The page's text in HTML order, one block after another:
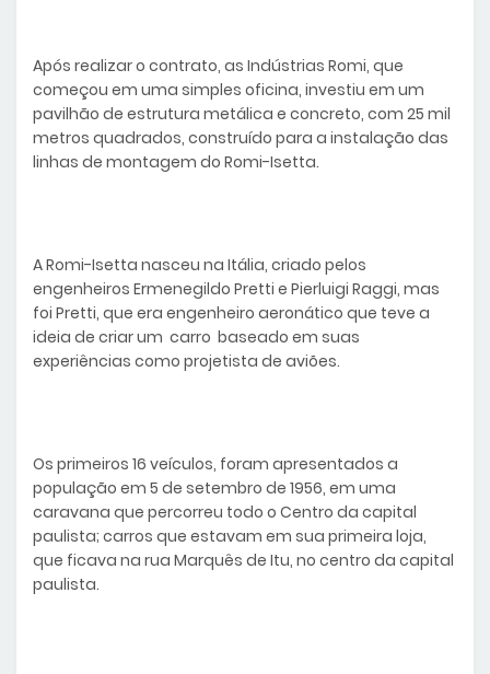
Após realizar o contrato, as Indústrias Romi, que
começou em uma simples oficina, investiu em um
pavilhão de estrutura metálica e concreto, com 25 mil
metros quadrados, construído para a instalação das
linhas de montagem do Romi-Isetta.
A Romi-Isetta nasceu na Itália, criado pelos
engenheiros Ermenegildo Pretti e Pierluigi Raggi, mas
foi Pretti, que era engenheiro aeronático que teve a
ideia de criar um carro baseado em suas
experiências como projetista de aviões.
Os primeiros 16 veículos, foram apresentados a
população em 5 de setembro de 1956, em uma
caravana que percorreu todo o Centro da capital
paulista; carros que estavam em sua primeira loja,
que ficava na rua Marquês de Itu, no centro da capital
paulista.